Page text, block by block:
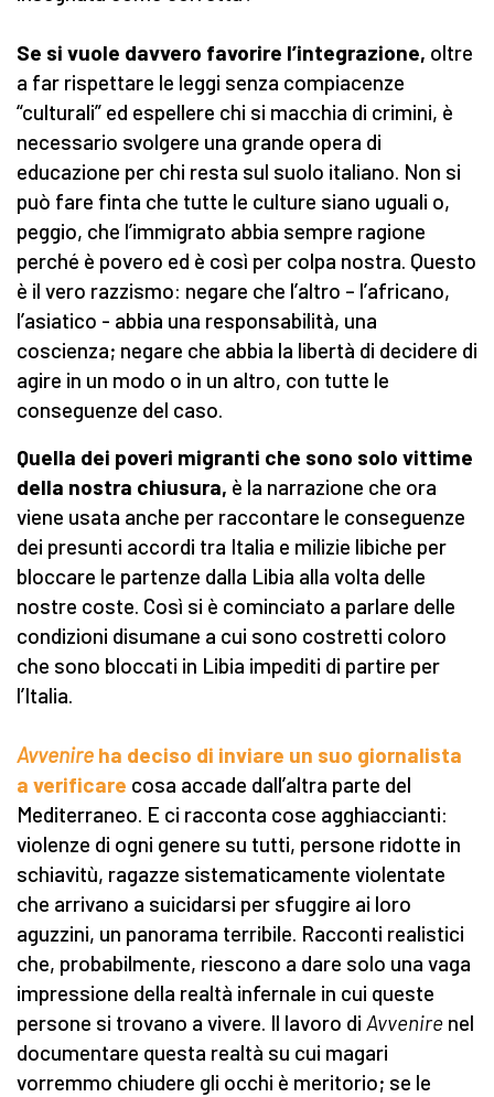
Se si vuole davvero favorire l’integrazione, oltre
a far rispettare le leggi senza compiacenze
“culturali” ed espellere chi si macchia di crimini, è
necessario svolgere una grande opera di
educazione per chi resta sul suolo italiano. Non si
può fare finta che tutte le culture siano uguali o,
peggio, che l’immigrato abbia sempre ragione
perché è povero ed è così per colpa nostra. Questo
è il vero razzismo: negare che l’altro – l’africano,
l’asiatico - abbia una responsabilità, una
coscienza; negare che abbia la libertà di decidere di
agire in un modo o in un altro, con tutte le
conseguenze del caso.
Quella dei poveri migranti che sono solo vittime
della nostra chiusura, è la narrazione che ora
viene usata anche per raccontare le conseguenze
dei presunti accordi tra Italia e milizie libiche per
bloccare le partenze dalla Libia alla volta delle
nostre coste. Così si è cominciato a parlare delle
condizioni disumane a cui sono costretti coloro
che sono bloccati in Libia impediti di partire per
l’Italia.
Avvenire ha deciso di inviare un suo giornalista
a verificare cosa accade dall’altra parte del
Mediterraneo. E ci racconta cose agghiaccianti:
violenze di ogni genere su tutti, persone ridotte in
schiavitù, ragazze sistematicamente violentate
che arrivano a suicidarsi per sfuggire ai loro
aguzzini, un panorama terribile. Racconti realistici
che, probabilmente, riescono a dare solo una vaga
impressione della realtà infernale in cui queste
persone si trovano a vivere. Il lavoro di Avvenire nel
documentare questa realtà su cui magari
vorremmo chiudere gli occhi è meritorio; se le